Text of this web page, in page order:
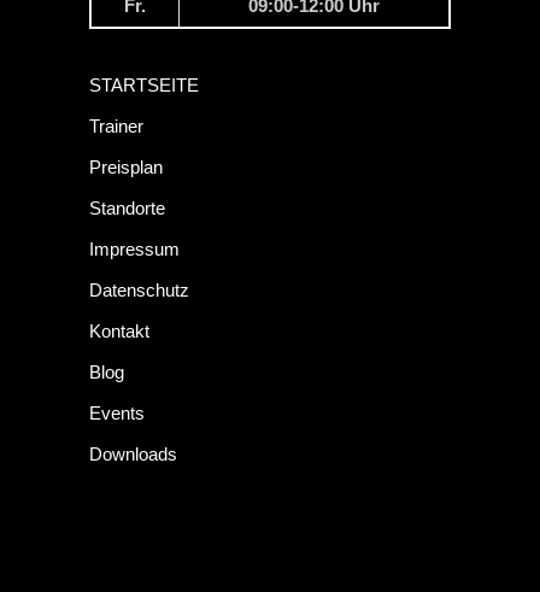
Fr. 09:00-12:00 Uhr
STARTSEITE
Trainer
Preisplan
Standorte
Impressum
Datenschutz
Kontakt
Blog
Events
Downloads